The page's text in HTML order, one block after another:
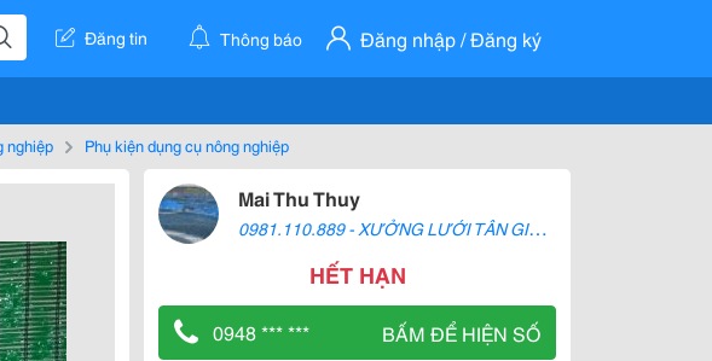
Đăng tin Thông báo Đăng nhập / Đăng ký
nghiệp Phụ kiện dụng cụ nông nghiệp
Mai Thu Thuy
0
981.110.889 - XƯỞNG LƯỚI TÂN GIA BẢO
HẾT HẠN
0948 *** *** BẤM ĐỂ HIỆN SỐ